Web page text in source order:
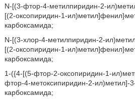
N-[(3-фтор-4-метилпиридин-2-
[(2-оксопиридин-1-
карбоксамида;
N-[(3-хлор-4-метилпиридин-2-
[(2-оксопиридин-1-
карбоксамида;
1-({4-[(5-фтор-2-оксопиридин-1-
фтор-4-метоксипиридин-2-ил)метил]-
карбоксамида;